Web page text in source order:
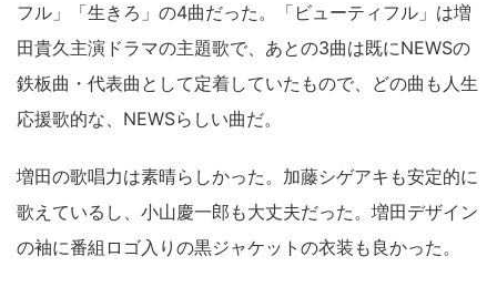
フル」「生きろ」の4曲だった。「ビューティフル」は増
田貴久主演ドラマの主題歌で、あとの3曲は既にNEWSの
鉄板曲・代表曲として定着していたもので、どの曲も人生
応援歌的な、NEWSらしい曲だ。
増田の歌唱力は素晴らしかった。加藤シゲアキも安定的に
歌えているし、小山慶一郎も大丈夫だった。増田デザイン
の袖に番組ロゴ入りの黒ジャケットの衣装も良かった。